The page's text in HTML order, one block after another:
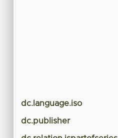
dc.language.iso
dc.publisher